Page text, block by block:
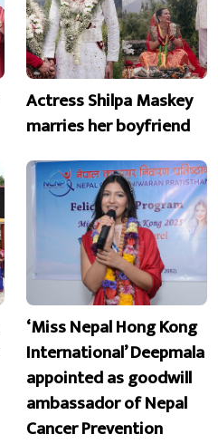
Actress Shilpa Maskey
marries her boyfriend
‘Miss Nepal Hong Kong
International’ Deepmala
appointed as goodwill
ambassador of Nepal
Cancer Prevention